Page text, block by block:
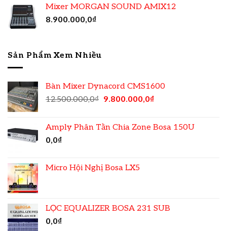
Mixer MORGAN SOUND AMIX12
8.900.000,0₫
Sản Phẩm Xem Nhiều
Bàn Mixer Dynacord CMS1600
12.500.000,0₫ 9.800.000,0₫
Amply Phân Tần Chia Zone Bosa 150U
0,0₫
Micro Hội Nghị Bosa LX5
LỌC EQUALIZER BOSA 231 SUB
0,0₫